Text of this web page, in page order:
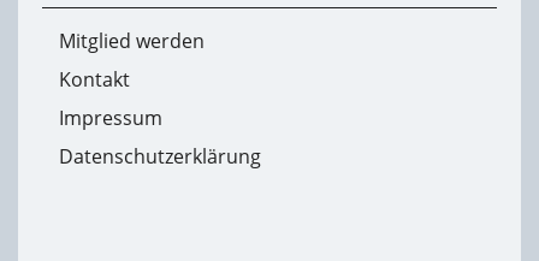
Mitglied werden
Kontakt
Impressum
Datenschutzerklärung